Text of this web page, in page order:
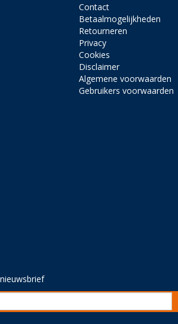
Contact
Betaalmogelijkheden
Retourneren
Privacy
Cookies
Disclaimer
Algemene voorwaarden
Gebruikers voorwaarden